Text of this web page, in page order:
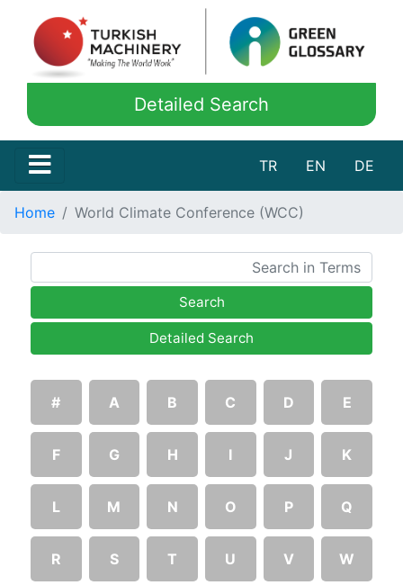
Detailed Search
TR EN DE
Home World Climate Conference (WCC)
Search
Detailed Search
# A B C D E
F G H I J K
L M N O P Q
R S T U V W